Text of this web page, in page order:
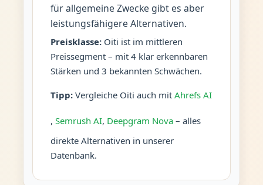
für allgemeine Zwecke gibt es aber
leistungsfähigere Alternativen.
Preisklasse:Oiti ist im mittleren
Preissegment – mit 4 klar erkennbaren
Stärken und 3 bekannten Schwächen.
Tipp:Vergleiche Oiti auch mit Ahrefs AI
, Semrush AI, Deepgram Nova– alles
direkte Alternativen in unserer
Datenbank.